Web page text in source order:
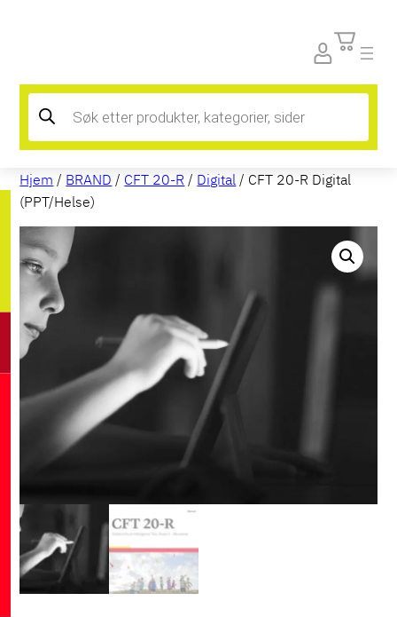
Products
search
Hjem / BRAND / CFT 20-R / Digital / CFT 20-R Digital
(PPT/Helse)